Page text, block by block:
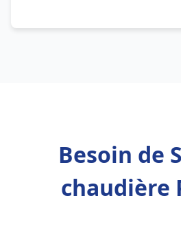
Besoin de
chaudière